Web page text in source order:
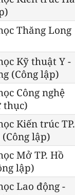
Thăng Long
Kỹ thuật Y -
(Công lập)
Công nghệ
thục)
Kiến trúc TP.
lập)
Mở TP. Hồ
lập)
Lao động -